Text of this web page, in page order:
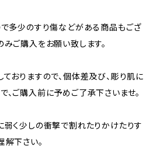
で多少のすり傷などがある商品もござ
ご購入をお願い致します。
おりますので、個体差及び、彫り肌に
、ご購入前に予めご了承下さいませ。
弱く少しの衝撃で割れたりかけたりす
解下さい。